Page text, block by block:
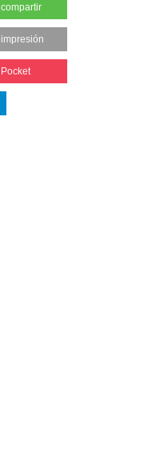
compartir
impresión
Pocket